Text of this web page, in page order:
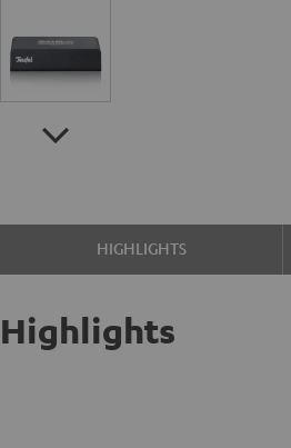
HIGHLIGHTS
Highlights